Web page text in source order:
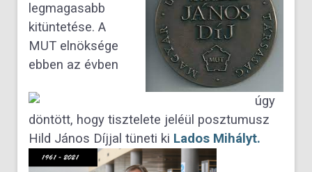
legmagasabb
kitüntetése. A
MUT elnöksége
ebben az évben
úgy
döntött, hogy tisztelete jeléül posztumusz
Hild János Díjjal tüneti ki Lados Mihályt.